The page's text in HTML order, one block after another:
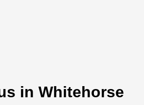
in Whitehorse